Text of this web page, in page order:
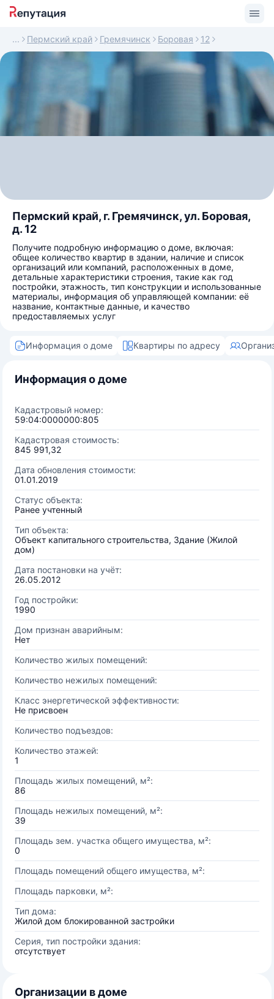
Пермский край Гремячинск Боровая 12
Пермский край, г. Гремячинск, ул. Боровая,
д. 12
Получите подробную информацию о доме, включая:
общее количество квартир в здании, наличие и список
организаций или компаний, расположенных в доме,
детальные характеристики строения, такие как год
постройки, этажность, тип конструкции и использованные
материалы, информация об управляющей компании: её
название, контактные данные, и качество
предоставляемых услуг
Информация о доме Квартиры по адресу
Информация о доме
Кадастровый номер:
59:04:0000000:805
Кадастровая стоимость:
845 991,32
Дата обновления стоимости:
01.01.2019
Статус объекта:
Ранее учтенный
Тип объекта:
Объект капитального строительства, Здание (Жилой
дом)
Дата постановки на учёт:
26.05.2012
Год постройки:
1990
Дом признан аварийным:
Нет
Количество жилых помещений:
Количество нежилых помещений:
Класс энергетической эффективности:
Не присвоен
Количество подъездов:
Количество этажей:
1
Площадь жилых помещений, м²:
86
Площадь нежилых помещений, м²:
39
Площадь зем. участка общего имущества, м²:
0
Площадь помещений общего имущества, м²:
Площадь парковки, м²:
Тип дома:
Жилой дом блокированной застройки
Серия, тип постройки здания:
отсутствует
Организации в доме